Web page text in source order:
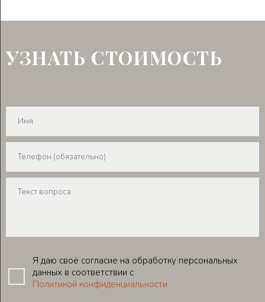
УЗНАТЬ СТОИМОСТЬ
Я даю своё согласие на обработку персональных
данных в соответствии с
Политикой конфиденциальности